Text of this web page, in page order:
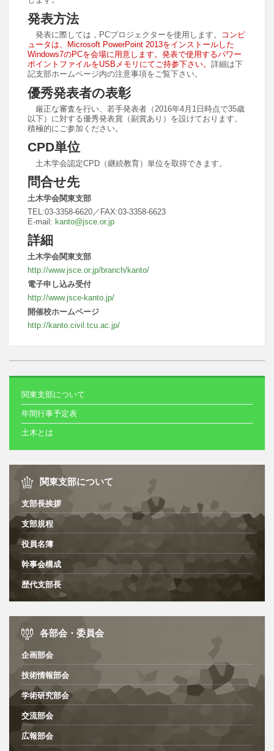
発表方法
発表に際しては，PCプロジェクターを使用します。
コンピ
ュータは、Microsoft PowerPoint 2013をインストールした
Windows7のPCを会場に用意します。発表で使用するパワー
ポイントファイルをUSBメモリにてご持参下さい。 詳細は下
記支部ホームページ内の注意事項をご覧下さい。
優秀発表者の表彰
厳正な審査を行い、若手発表者（2016年4月1日時点で35歳
以下）に対する優秀発表賞（副賞あり）を設けております。
積極的にご参加ください。
CPD単位
土木学会認定CPD（継続教育）単位を取得できます。
問合せ先
土木学会関東支部
TEL:03-3358-6620／FAX:03-3358-6623
E-mail: kanto@jsce.or.jp
詳細
土木学会関東支部
http://www.jsce.or.jp/branch/kanto/
電子申し込み受付
http://www.jsce-kanto.jp/
開催校ホームページ
http://kanto.civil.tcu.ac.jp/
関東支部について
年間行事予定表
土木とは
関東支部について
支部長挨拶
支部規程
役員名簿
幹事会構成
歴代支部長
各部会・委員会
企画部会
技術情報部会
学術研究部会
交流部会
広報部会